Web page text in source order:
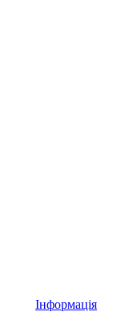
Інформація